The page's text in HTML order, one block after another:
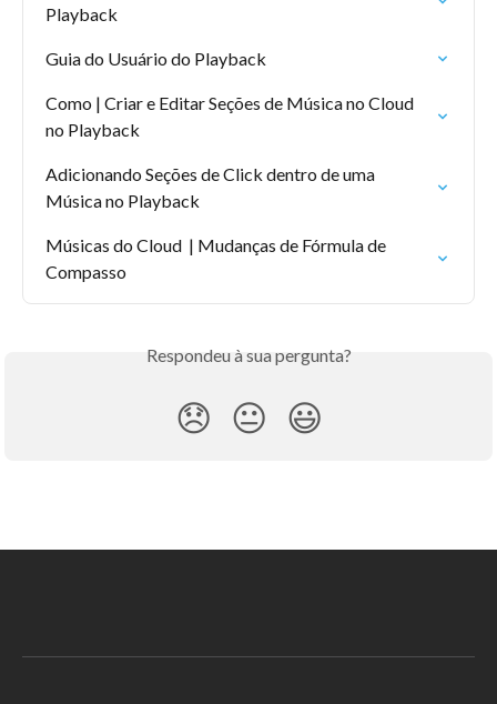
Playback
Guia do Usuário do Playback
Como | Criar e Editar Seções de Música no Cloud
no Playback
Adicionando Seções de Click dentro de uma
Música no Playback
Músicas do Cloud  | Mudanças de Fórmula de
Compasso
Respondeu à sua pergunta?
😞 😐 😃